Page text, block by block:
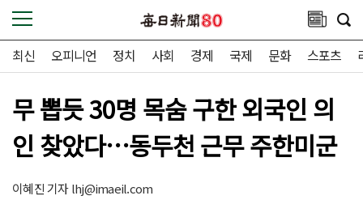
최신 오피니언 정치 사회 경제 국제 문화 스포츠
무 뽑듯 30명 목숨 구한 외국인 의
인 찾았다…동두천 근무 주한미군
이혜진 기자lhj@imaeil.com